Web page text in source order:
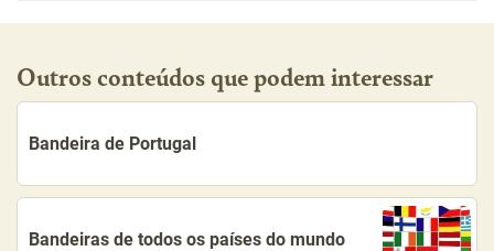
Outros conteúdos que podem interessar
Bandeira de Portugal
Bandeiras de todos os países do mundo